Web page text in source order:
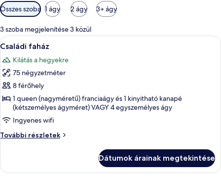
Szobákhoz
rendelkezésre
álló
szűrők
Összes szoba 1 ágy 2 ágy 3+ ágy
3 szoba megjelenítése 3 közül
A
következő
szoba
összes
képének
megtekintése:
Családi
faház
Egy modern nappali, melyben
4
Családi faház
Kilátás a hegyekre
75 négyzetméter
8 férőhely
1 queen (nagyméretű) franciaágy és 1 kinyitható kanapé
(kétszemélyes ágyméret) VAGY 4 egyszemélyes ágy
Ingyenes wifi
További részletek
Családi
Dátumok árainak megtekintése